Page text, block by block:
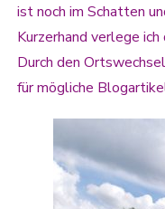
ist noch im Schatten
Kurzerhand verlege
Durch den
für mögliche